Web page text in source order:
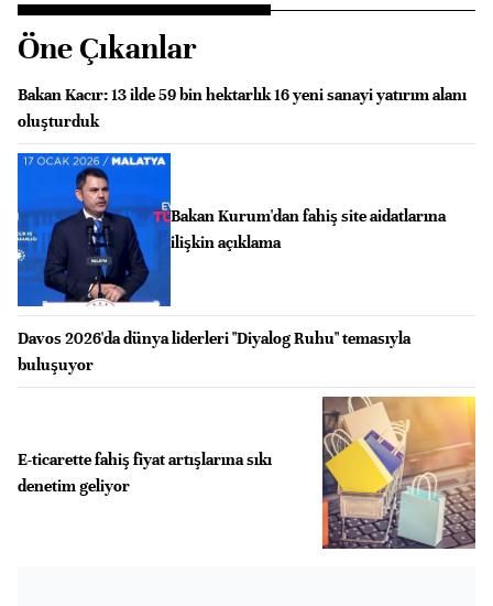
Öne Çıkanlar
Bakan Kacır: 13 ilde 59 bin hektarlık 16 yeni sanayi yatırım alanı
oluşturduk
Bakan Kurum'dan fahiş site aidatlarına
ilişkin açıklama
Davos 2026'da dünya liderleri "Diyalog Ruhu" temasıyla
buluşuyor
E-ticarette fahiş fiyat artışlarına sıkı
denetim geliyor